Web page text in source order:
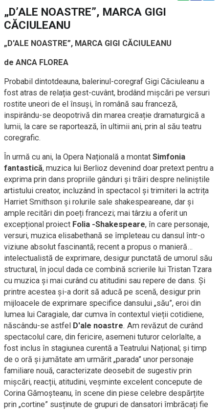
„D’ALE NOASTRE”, MARCA GIGI
CĂCIULEANU
„D'ALE NOASTRE”, MARCA GIGI CĂCIULEANU
de ANCA FLOREA
Probabil dintotdeauna, balerinul-coregraf Gigi Căciuleanu a
fost atras de relația gest-cuvânt, brodând mișcări pe versuri
rostite uneori de el însuși, în română sau franceză,
inspirându-se deopotrivă din marea creație dramaturgică a
lumii, la care se raportează, în ultimii ani, prin al său teatru
coregrafic.
În urmă cu ani, la Opera Națională a montat Simfonia
fantastică, muzica lui Berlioz devenind doar pretext pentru a
exprima prin dans propriile gânduri și trăiri despre neliniștile
artistului creator, incluzând în spectacol și trimiteri la actrița
Harriet Smithson și rolurile sale shakespeareane, dar și
ample recitări din poeți francezi; mai târziu a oferit un
excepțional proiect Folia -Shakespeare, în care personaje,
versuri, muzica elisabethană se împleteau cu dansul într-o
viziune absolut fascinantă; recent a propus o manieră…
intelectualistă de exprimare, desigur punctată de umorul său
structural, în jocul dada ce combină scrierile lui Tristan Tzara
cu muzica și mai curând cu atitudini sau repere de dans. Și
printre acestea și-a dorit să aducă pe scenă, desigur prin
mijloacele de exprimare specifice dansului „său”, eroi din
lumea lui Caragiale, dar cumva în contextul vieții cotidiene,
născându-se astfel D'ale noastre. Am revăzut de curând
spectacolul care, din fericire, asemeni tuturor celorlalte, a
fost inclus în stagiunea curentă a Teatrului Național; și timp
de o oră și jumătate am urmărit „parada” unor personaje
familiare nouă, caracterizate deosebit de sugestiv prin
mișcări, reacții, atitudini, veșminte excelent concepute de
Corina Gămoșteanu, în scene din piese celebre despărțite
prin „cortine” susținute de grupuri de dansatori îmbrăcați fie